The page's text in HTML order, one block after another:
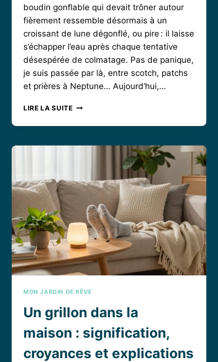
boudin gonflable qui devait trôner autour
fièrement ressemble désormais à un
croissant de lune dégonflé, ou pire : il laisse
s’échapper l’eau après chaque tentative
désespérée de colmatage. Pas de panique,
je suis passée par là, entre scotch, patchs
et prières à Neptune… Aujourd’hui,…
LIRE LA SUITERÉPARER
BOUDIN
PISCINE
MOUSSE
QU’IL
FAUT
VRAIMENT
SAVOIR
MON JARDIN DE RÊVE
Un grillon dans la
maison : signification,
croyances et explications